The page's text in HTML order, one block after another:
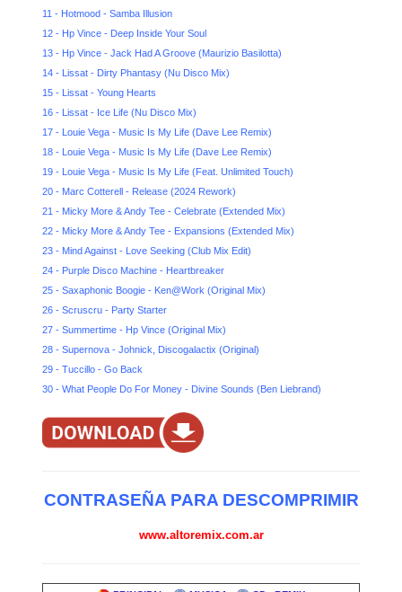
11 - Hotmood - Samba Illusion
12 - Hp Vince - Deep Inside Your Soul
13 - Hp Vince - Jack Had A Groove (Maurizio Basilotta)
14 - Lissat - Dirty Phantasy (Nu Disco Mix)
15 - Lissat - Young Hearts
16 - Lissat - Ice Life (Nu Disco Mix)
17 - Louie Vega - Music Is My Life (Dave Lee Remix)
18 - Louie Vega - Music Is My Life (Dave Lee Remix)
19 - Louie Vega - Music Is My Life (Feat. Unlimited Touch)
20 - Marc Cotterell - Release (2024 Rework)
21 - Micky More & Andy Tee - Celebrate (Extended Mix)
22 - Micky More & Andy Tee - Expansions (Extended Mix)
23 - Mind Against - Love Seeking (Club Mix Edit)
24 - Purple Disco Machine - Heartbreaker
25 - Saxaphonic Boogie - Ken@Work (Original Mix)
26 - Scruscru - Party Starter
27 - Summertime - Hp Vince (Original Mix)
28 - Supernova - Johnick, Discogalactix (Original)
29 - Tuccillo - Go Back
30 - What People Do For Money - Divine Sounds (Ben Liebrand)
CONTRASEÑA PARA DESCOMPRIMIR
www.altoremix.com.ar